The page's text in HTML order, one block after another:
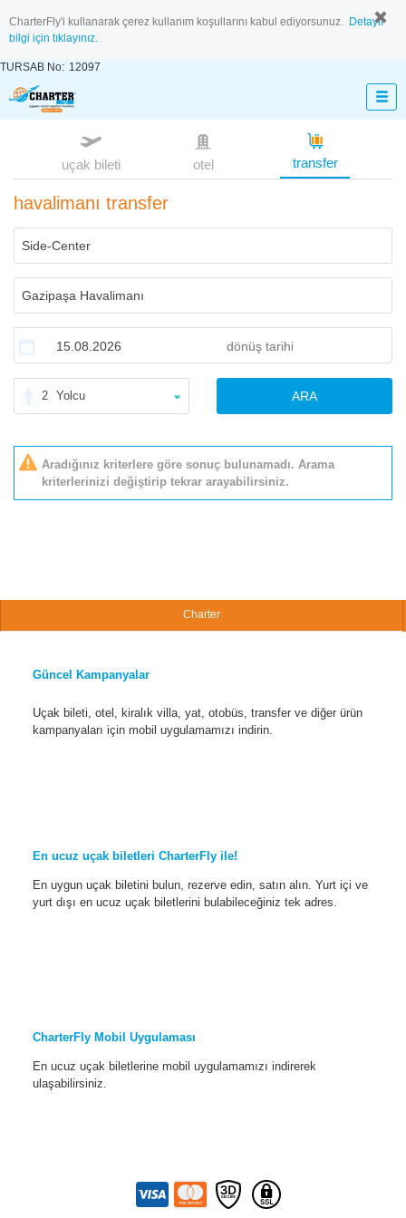
CharterFly'i kullanarak çerez kullanım koşullarını kabul ediyorsunuz. Detaylı
bilgi için tıklayınız.
TURSAB No: 12097
uçak bileti otel transfer
havalimanı transfer
2 Yolcu ARA
Aradığınız kriterlere göre sonuç bulunamadı. Arama
kriterlerinizi değiştirip tekrar arayabilirsiniz.
Charter
Güncel Kampanyalar
Uçak bileti, otel, kiralık villa, yat, otobüs, transfer ve diğer ürün
kampanyaları için mobil uygulamamızı indirin.
En ucuz uçak biletleri CharterFly ile!
En uygun uçak biletini bulun, rezerve edin, satın alın. Yurt içi ve
yurt dışı en ucuz uçak biletlerini bulabileceğiniz tek adres.
CharterFly Mobil Uygulaması
En ucuz uçak biletlerine mobil uygulamamızı indirerek
ulaşabilirsiniz.